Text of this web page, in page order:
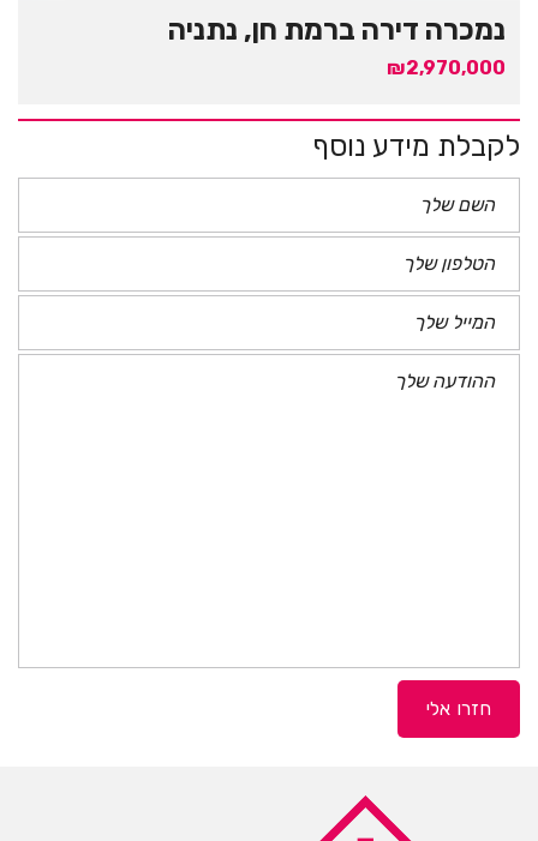
נמכרה דירה ברמת חן, נתניה
₪2,970,000
לקבלת מידע נוסף